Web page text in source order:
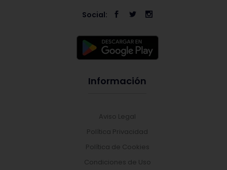
Social:
Información
Aviso Legal
Política Privacidad
Política de Cookies
Condiciones de Uso